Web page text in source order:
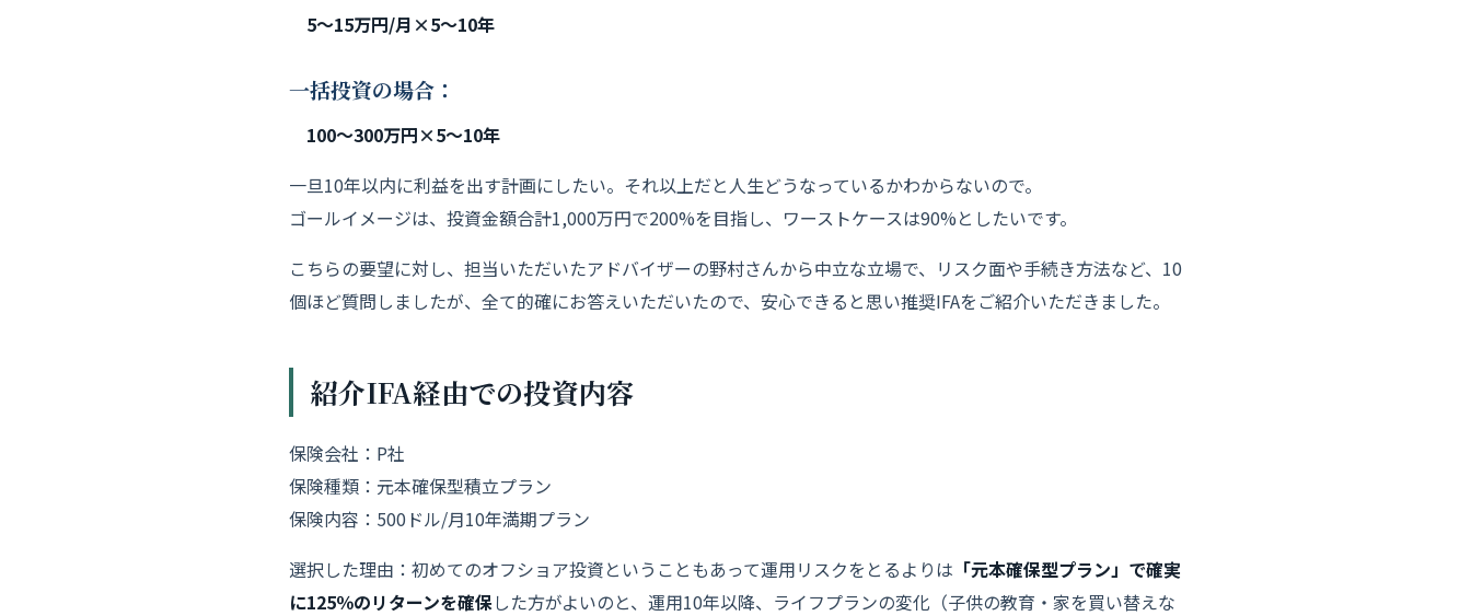
5〜15万円/月×5〜10年
一括投資の場合：
100〜300万円×5〜10年
一旦10年以内に利益を出す計画にしたい。それ以上だと人生どうなっているかわからないので。
ゴールイメージは、投資金額合計1,000万円で200%を目指し、ワーストケースは90%としたいです。
こちらの要望に対し、担当いただいたアドバイザーの野村さんから中立な立場で、リスク面や手続き方法など、10
個ほど質問しましたが、全て的確にお答えいただいたので、安心できると思い推奨IFAをご紹介いただきました。
紹介IFA経由での投資内容
保険会社：P社
保険種類：元本確保型積立プラン
保険内容：500ドル/月10年満期プラン
選択した理由：初めてのオフショア投資ということもあって運用リスクをとるよりは 「元本確保型プラン」で確実
に125％のリターンを確保した方がよいのと、運用10年以降、ライフプランの変化（子供の教育・家を買い替えな